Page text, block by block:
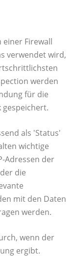
Firewall
verwendet wird,
werden
für die
gespeichert.
als 'Status'
wichtige
Adressen der
die
mit den Daten
werden.
wenn der
ergibt.